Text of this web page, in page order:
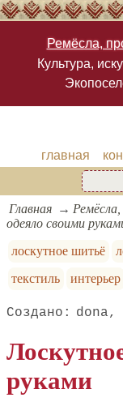
Ремёсла,
Культура,
главная
Главная
одеяло своими
лоскутное шитьё
текстиль
интерьер
dona
руками